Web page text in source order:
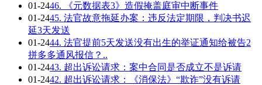
01-2446. 《元数据表3》造假掩盖庭审中断事件
01-2445. 法官故意拖延办案：违反法定期限，判决书迟
延3天发送
01-2444. 法官提前5天发送没有出生的举证通知给被告2
拼多多通风报信？..
01-2443. 超出诉讼请求：案中合同是否成立不是诉请
01-2442. 超出诉讼请求：《消保法》“欺诈”没有诉请